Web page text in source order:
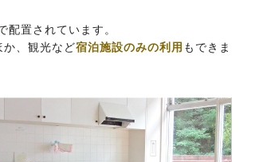
配置されています。
か、観光など宿泊施設のみの利用 もできま